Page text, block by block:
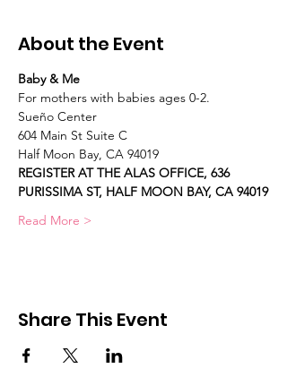
About the Event
Baby & Me
For mothers with babies ages 0-2.
Sueño Center
604 Main St Suite C
Half Moon Bay, CA 94019
REGISTER AT THE ALAS OFFICE, 636
PURISSIMA ST, HALF MOON BAY, CA 94019
Read More >
Share This Event